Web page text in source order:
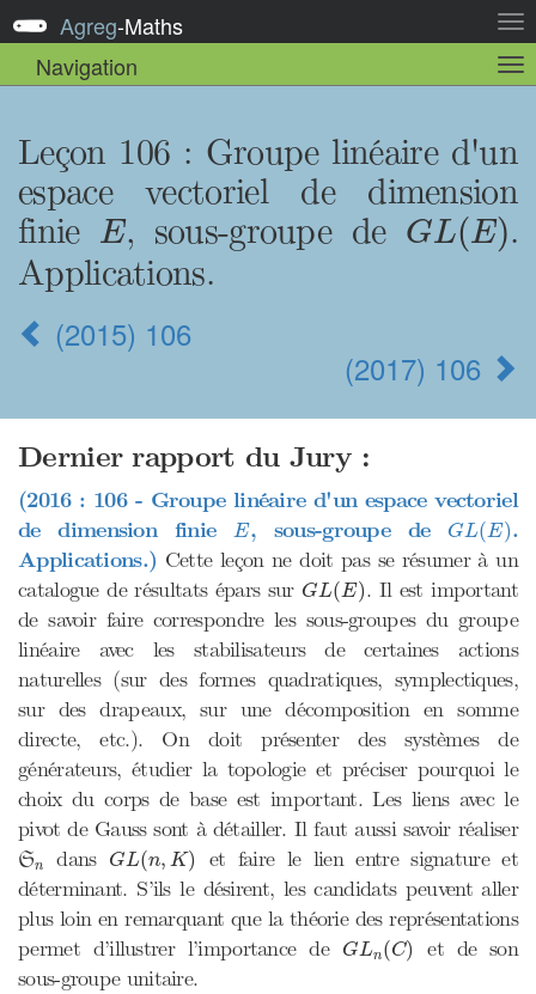
la
Agreg-Maths
Navigation
la
Leçon 106 : Groupe linéaire d'un
espace vectoriel de dimension
finie
E
E, sous-groupe de GL(E)
GL(E).
Applications.
(2015) 106
(2017) 106
Dernier rapport du Jury :
(2016 : 106 - Groupe linéaire d'un espace vectoriel
de dimension finieE
E, sous-groupe de GL(E)
GL ( E).
Applications.) Cette leçon ne doit pas se résumer à un
catalogue de résultats épars sur GL(E)
GL ( E). Il est important
de savoir faire correspondre les sous-groupes du groupe
linéaire avec les stabilisateurs de certaines actions
naturelles (sur des formes quadratiques, symplectiques,
sur des drapeaux, sur une décomposition en somme
directe, etc.). On doit présenter des systèmes de
générateurs, étudier la topologie et préciser pourquoi le
choix du corps de base est important. Les liens avec le
pivot de Gauss sont à détailler. Il faut aussi savoir réaliser
Sn
Sn dans GL(n, K)
GL (n, K)
et faire le lien entre signature et
déterminant. S’ils le désirent, les candidats peuvent aller
plus loin en remarquant que la théorie des représentations
permet d’illustrer l’importance de
GLn(C)
GL (C)
et de son
sous-groupe unitaire.